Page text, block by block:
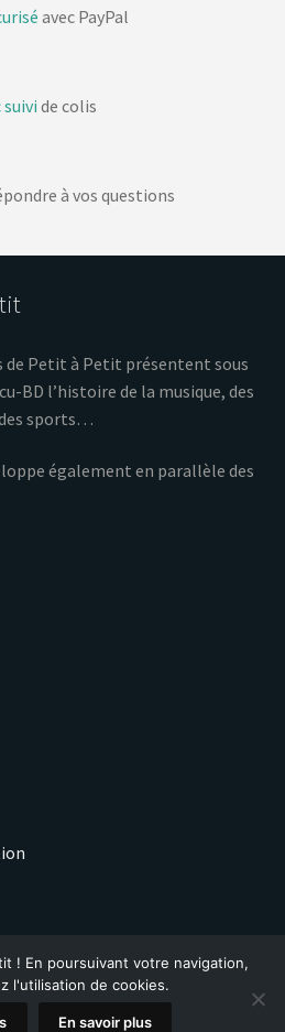
avec PayPal
suivi de colis
à vos questions
de Petit à Petit présentent sous
BD l’histoire de la musique, des
sports…
également en parallèle des
à Petit © 2026
! En poursuivant votre navigation,
l'utilisation de cookies.
En savoir plus